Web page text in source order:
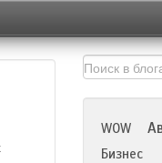
WOW
Бизнес